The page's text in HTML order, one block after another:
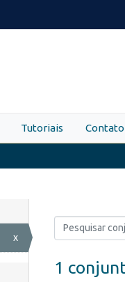
Tutoriais Contato
x
1